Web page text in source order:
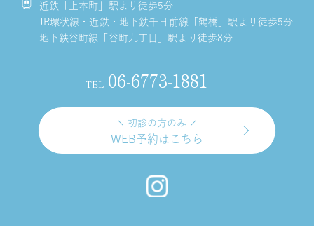
近鉄「上本町」駅より徒歩5分
JR環状線・近鉄・地下鉄千日前線「鶴橋」駅より徒歩5分
地下鉄谷町線「谷町九丁目」駅より徒歩8分
TEL 06-6773-1881
初診の方のみ
WEB予約はこちら